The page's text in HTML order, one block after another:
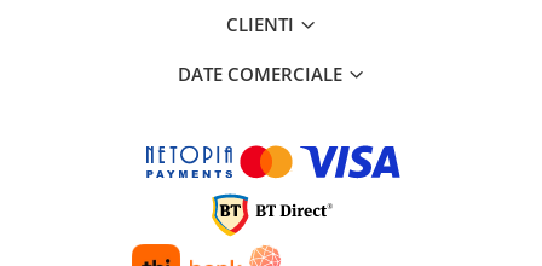
Freze de zapada
Ingrijire gazon
CLIENTI
DATE COMERCIALE